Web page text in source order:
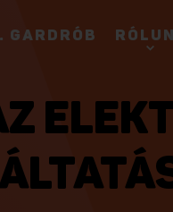
GARDRÓB